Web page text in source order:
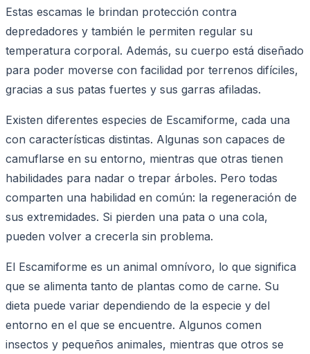
Estas escamas le brindan protección contra
depredadores y también le permiten regular su
temperatura corporal. Además, su cuerpo está diseñado
para poder moverse con facilidad por terrenos difíciles,
gracias a sus patas fuertes y sus garras afiladas.
Existen diferentes especies de Escamiforme, cada una
con características distintas. Algunas son capaces de
camuflarse en su entorno, mientras que otras tienen
habilidades para nadar o trepar árboles. Pero todas
comparten una habilidad en común: la regeneración de
sus extremidades. Si pierden una pata o una cola,
pueden volver a crecerla sin problema.
El Escamiforme es un animal omnívoro, lo que significa
que se alimenta tanto de plantas como de carne. Su
dieta puede variar dependiendo de la especie y del
entorno en el que se encuentre. Algunos comen
insectos y pequeños animales, mientras que otros se